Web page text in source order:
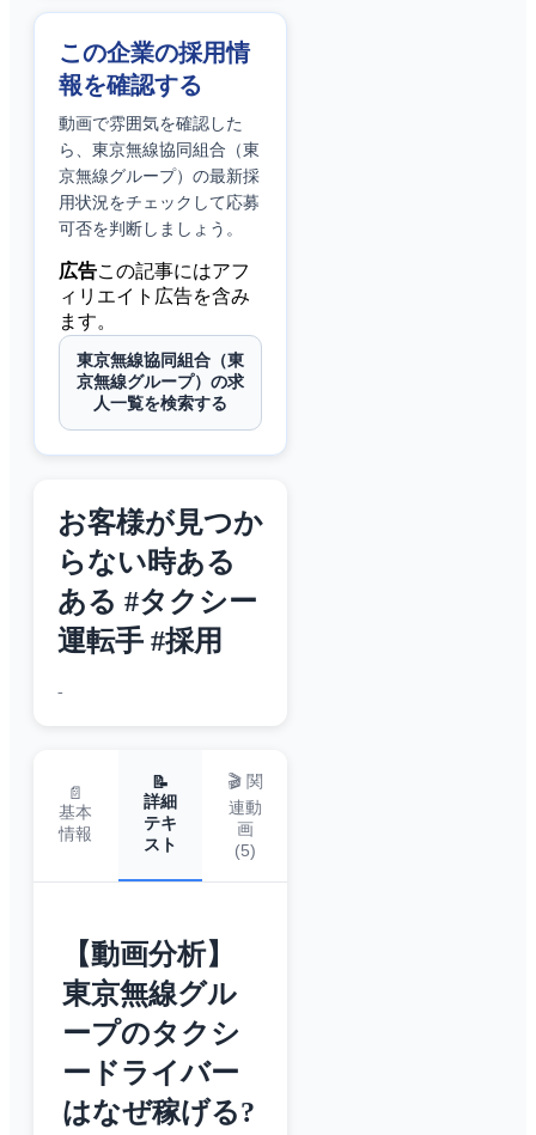
この企業の採用情
報を確認する
動画で雰囲気を確認した
ら、 東京無線協同組合（東
京無線グループ） の最新採
用状況をチェックして応募
可否を判断しましょう。
広告この記事にはアフ
ィリエイト広告を含み
ます。
東京無線協同組合（東
京無線グループ）の求
人一覧を検索する
お客様が見つか
らない時ある
ある #タクシー
運転手 #採用
-
📄
基本
情報
📝
詳細
テキ
スト
🎬 関
連動
画
(5)
【動画分析】
東京無線グル
ープのタクシ
ードライバー
はなぜ稼げる?